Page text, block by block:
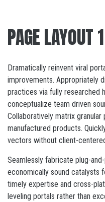
PAGE LAYOUT 1
Dramatically reinvent viral
improvements. Appropriately
practices via fully researched
conceptualize team driven
Collaboratively matrix
manufactured products.
vectors without client-
Seamlessly fabricate plug-
economically sound catalysts
timely expertise and cross-
leveling portals rather than